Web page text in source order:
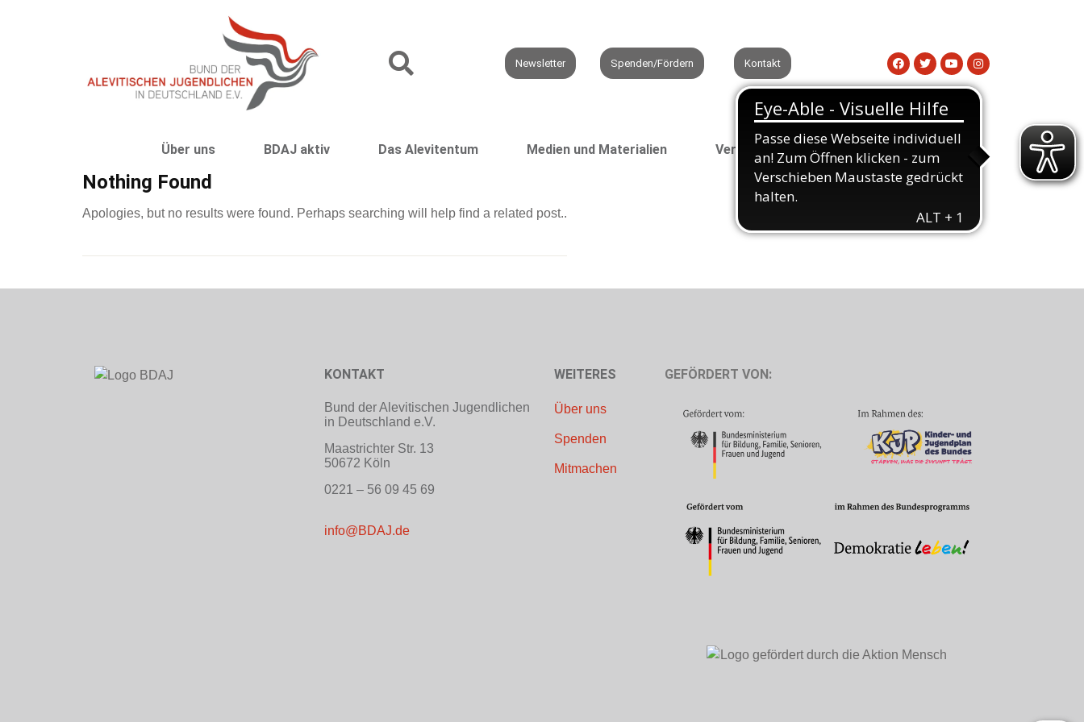
Newsletter Spenden/Fördern Kontakt
Über uns BDAJ aktiv Das Alevitentum Medien und Materialien Veranstaltungen Aktuelles
Nothing Found
Apologies, but no results were found. Perhaps searching will help find a related post..
KONTAKT
Bund der Alevitischen Jugendlichen
in Deutschland e.V.
Maastrichter Str. 13
50672 Köln
0221 – 56 09 45 69
info@BDAJ.de
WEITERES
Über uns
Spenden
Mitmachen
GEFÖRDERT VON: